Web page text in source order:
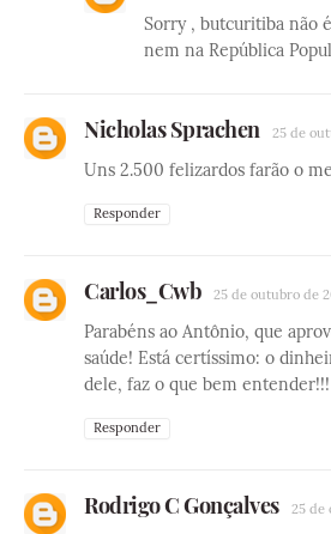
Sorry , butcuritiba não
nem na República
Nicholas Sprachen 25 de
Uns 2.500 felizardos farão o
Responder
Carlos_Cwb 25 de outubro de
Parabéns ao Antônio, que
saúde! Está certíssimo: o
dele, faz o que bem entender!!!
Responder
Rodrigo C Gonçalves 25 de